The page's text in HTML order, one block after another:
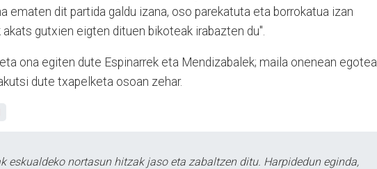
ematen dit partida galdu izana, oso parekatuta eta borrokatua izan
akats gutxien eigten dituen bikoteak irabazten du".
ona egiten dute Espinarrek eta Mendizabalek; maila onenean egotea
dute txapelketa osoan zehar.
eskualdeko nortasun hitzak jaso eta zabaltzen ditu. Harpidedun eginda,